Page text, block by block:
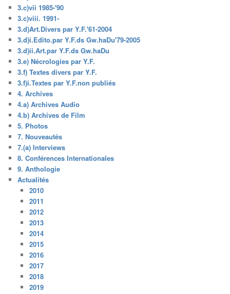
3.c)vii 1985-'90
3.c)viii. 1991-
3.d)Art.Divers par Y.F.'61-2004
3.d)i.Edito.par Y.F.ds Gw.haDu'79-2005
3.d)ii.Art.par Y.F.ds Gw.haDu
3.e) Nécrologies par Y.F.
3.f) Textes divers par Y.F.
3.f)i.Textes par Y.F.non publiés
4. Archives
4.a) Archives Audio
4.b) Archives de Film
5. Photos
7. Nouveautés
7.(a) Interviews
8. Conférences Internationales
9. Anthologie
Actualités
2010
2011
2012
2013
2014
2015
2016
2017
2018
2019